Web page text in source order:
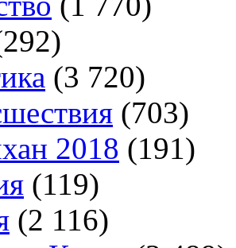
(3 720)
(703)
2018 (191)
(119)
(2 116)